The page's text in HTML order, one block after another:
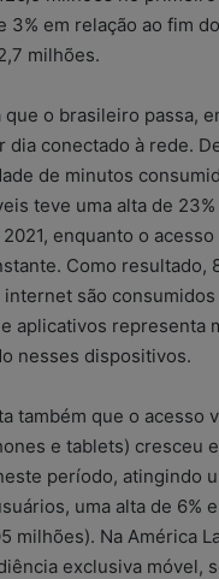
l
3% em relação ao fim
milhões.
que o brasileiro passa,
dia conectado à rede.
de minutos
teve uma alta de
enquanto o
Como resultado,
são
aplicativos representa
nesses dispositivos.
também que o acesso
e tablets) cresceu
período, atingindo
uma alta de 6%
milhões). Na América
exclusiva móvel,